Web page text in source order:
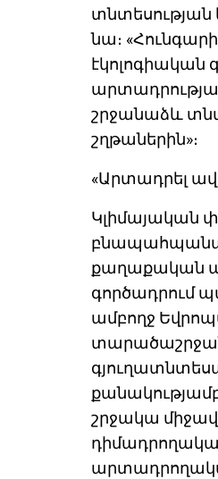
նա։
էկոլոգիական
շրջանաձև
շղթաներին»։
«Արտադրել
Կլիմայական
քաղաքական
գործադրում
ամբողջ
քանակությամբ
շրջակա